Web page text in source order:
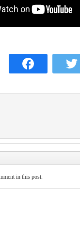
in this post.